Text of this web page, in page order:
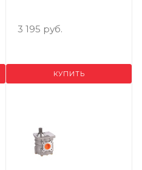
3 195 руб.
КУПИТЬ